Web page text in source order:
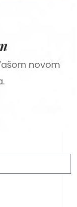
novom